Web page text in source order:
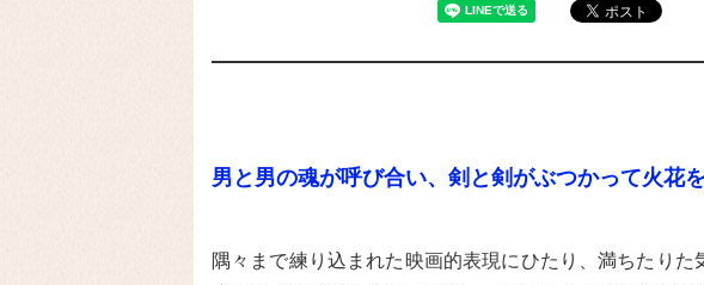
男と男の魂が呼び合い、剣と剣がぶつかって火花
隅々まで練り込まれた映画的表現にひたり、満ちたりた